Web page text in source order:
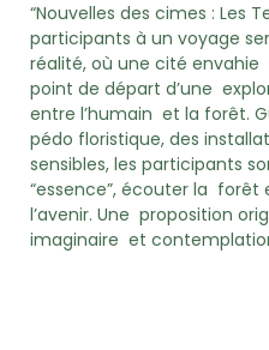
“Nouvelles des cimes : Les
participants à un voyage
réalité, où une cité
point de départ d’une
entre l’humain et la forêt.
pédo floristique, des
sensibles, les participants
“essence”, écouter la forêt
l’avenir. Une proposition
imaginaire et